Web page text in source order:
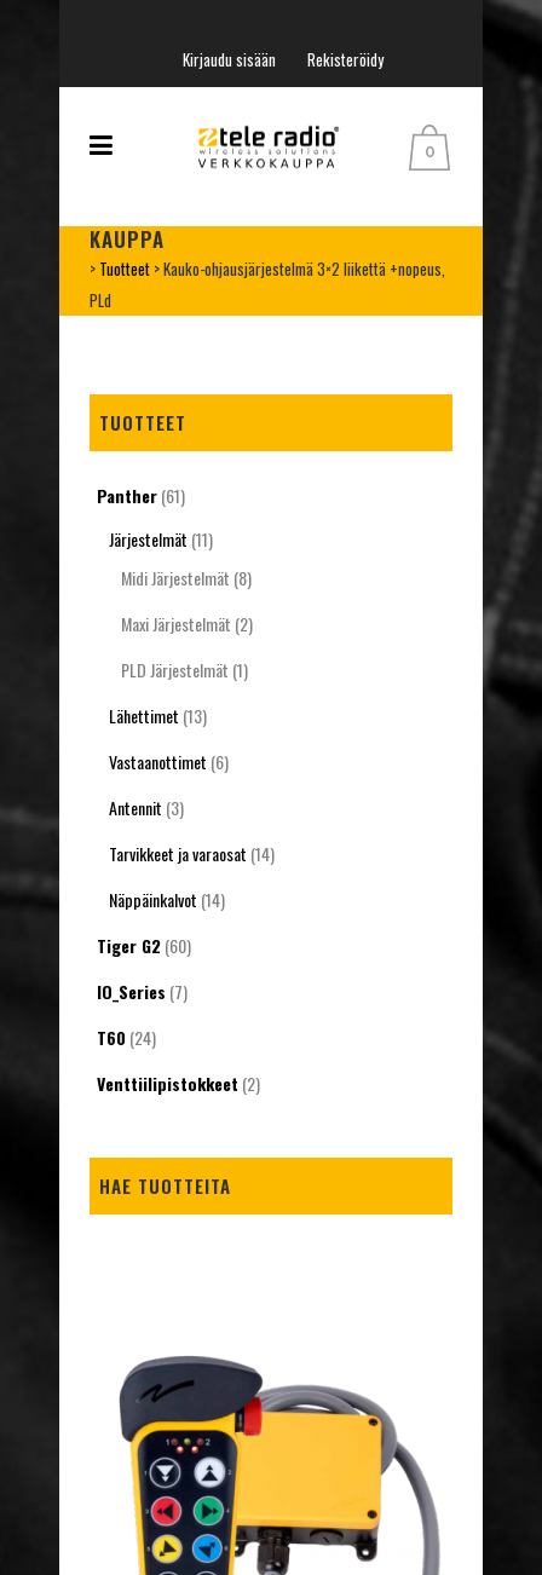
Kirjaudu sisään Rekisteröidy
0
KAUPPA
> Tuotteet >Kauko-ohjausjärjestelmä 3×2 liikettä +nopeus,
PLd
TUOTTEET
Panther(61)
Järjestelmät (11)
Midi Järjestelmät (8)
Maxi Järjestelmät (2)
PLD Järjestelmät (1)
Lähettimet (13)
Vastaanottimet (6)
Antennit (3)
Tarvikkeet ja varaosat (14)
Näppäinkalvot (14)
Tiger G2(60)
IO_Series (7)
T60 (24)
Venttiilipistokkeet (2)
HAE TUOTTEITA